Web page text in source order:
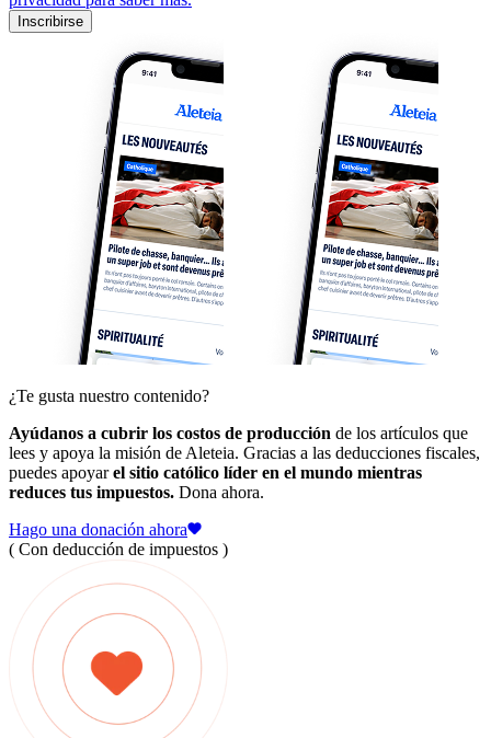
Inscribirse
¿Te gusta nuestro contenido?
Ayúdanos a cubrir los costos de producción de los artículos que
lees y apoya la misión de Aleteia. Gracias a las deducciones fiscales,
puedes apoyarel sitio católico líder en el mundo mientras
reduces tus impuestos. Dona ahora.
Hago una donación ahora
( Con deducción de impuestos )